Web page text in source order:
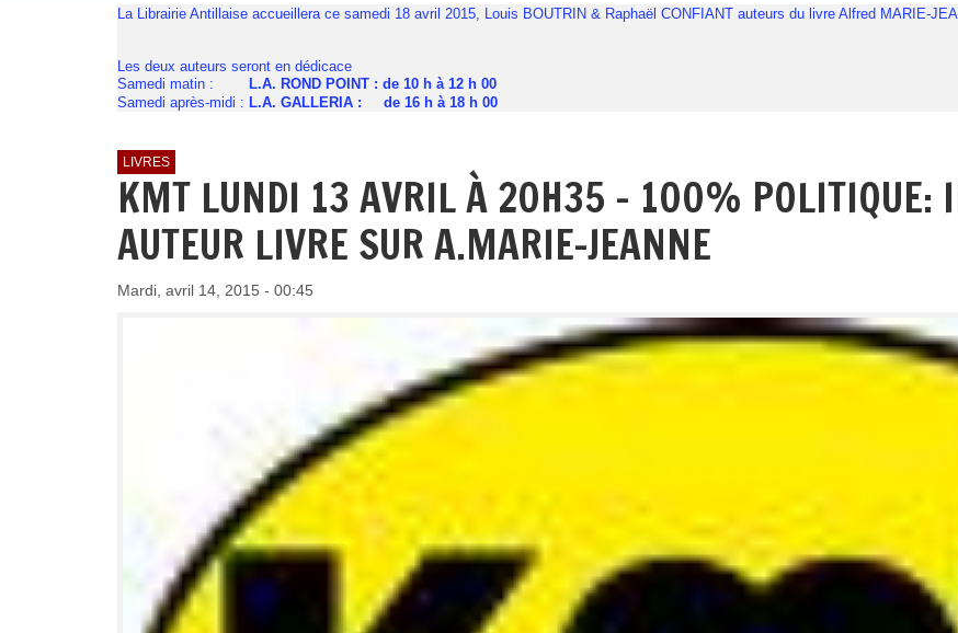
La Librairie Antillaise accueillera ce samedi 18 avril 2015, Louis BOUTRIN & Raphaël CONFIANT auteurs du livre Alfred MARIE-
Les deux auteurs seront en dédicace
Samedi matin : L.A. ROND POINT : de 10 h à 12 h 00
Samedi après-midi : L.A. GALLERIA : de 16 h à 18 h 00
LIVRES
KMT LUNDI 13 AVRIL À 20H35 - 100% POLITIQUE:
AUTEUR LIVRE SUR A.MARIE-JEANNE
Mardi, avril 14, 2015 - 00:45